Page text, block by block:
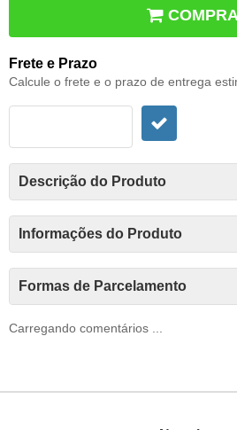
Frete e Prazo
Calcule o frete e o prazo de entrega
Descrição do Produto
Informações do Produto
Formas de Parcelamento
Carregando comentários ...